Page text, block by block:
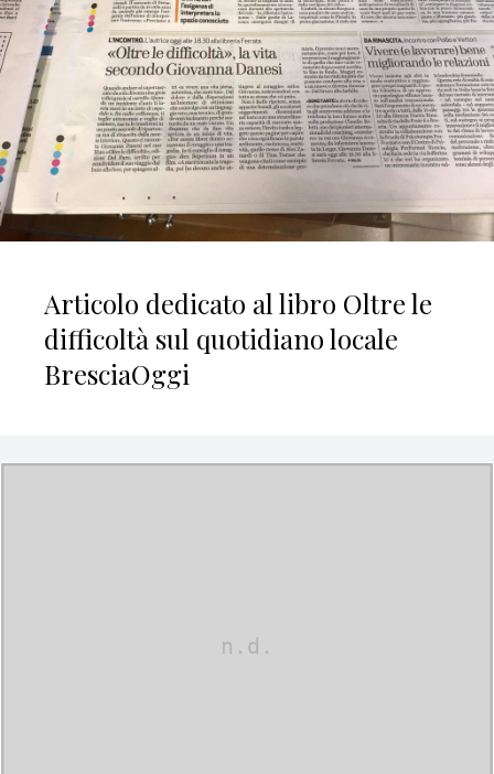
Articolo dedicato al libro Oltre le
difficoltà sul quotidiano locale
BresciaOggi